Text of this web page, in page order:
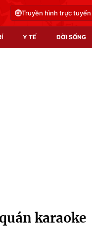
Truyền hình trực tuyến
Y TẾ ĐỜI SỐNG
Infographic
karaoke